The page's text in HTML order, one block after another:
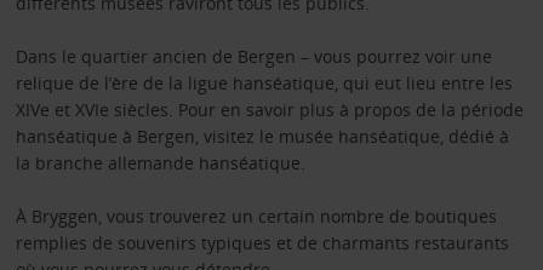
Dans le quartier ancien de Bergen – vous pourrez voir une
relique de l’ère de la ligue hanséatique, qui eut lieu entre les
XIVe et XVIe siècles. Pour en savoir plus à propos de la période
hanséatique à Bergen, visitez le musée hanséatique, dédié à
la branche allemande hanséatique.
À Bryggen, vous trouverez un certain nombre de boutiques
remplies de souvenirs typiques et de charmants restaurants